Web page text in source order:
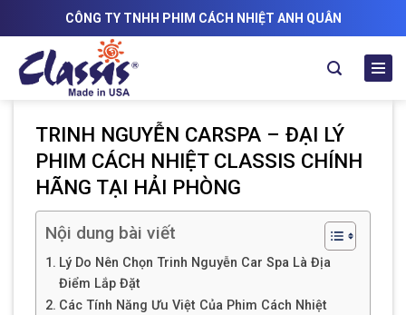
content
CÔNG TY TNHH PHIM CÁCH NHIỆT ANH QUÂN
TRINH NGUYỄN CARSPA – ĐẠI LÝ
PHIM CÁCH NHIỆT CLASSIS CHÍNH
HÃNG TẠI HẢI PHÒNG
Nội dung bài viết
Lý Do Nên Chọn Trinh Nguyễn Car Spa Là Địa
Điểm Lắp Đặt
Các Tính Năng Ưu Việt Của Phim Cách Nhiệt